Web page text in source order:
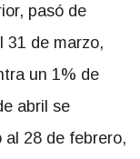
pasó de
31 de marzo,
un 1% de
abril se
al 28 de febrero,